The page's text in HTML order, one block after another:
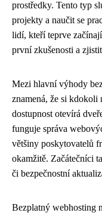
prostředky. Tento typ
projekty a naučit se
lidí, kteří teprve
první zkušenosti a
Mezi hlavní výhody
znamená, že si
dostupnost otevírá
funguje správa
většiny poskytovatelů
okamžitě. Začátečníci
či bezpečnostní
Bezplatný webhosting